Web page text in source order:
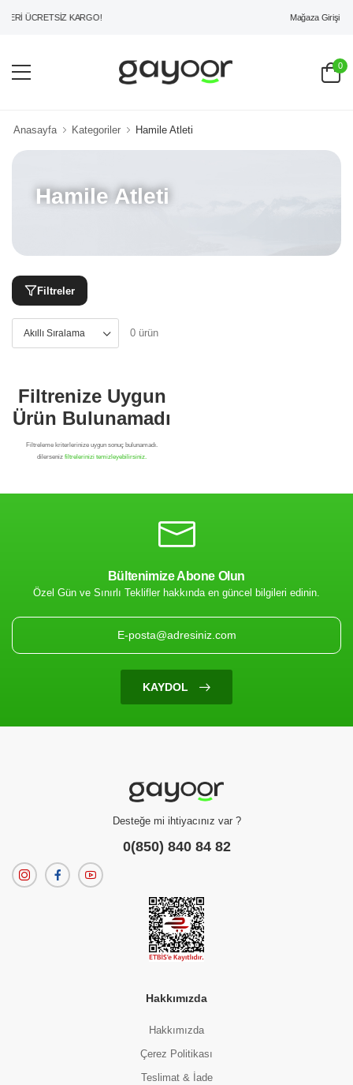
ÜCRETSİZ KARGO! Mağaza Girişi
0
Anasayfa Kategoriler Hamile Atleti
Hamile Atleti
Filtreler
0 ürün
Filtrenize Uygun
Ürün Bulunamadı
Bültenimize Abone Olun
Özel Gün ve Sınırlı Teklifler hakkında en güncel bilgileri edinin.
KAYDOL
Desteğe mi ihtiyacınız var ?
0(850) 840 84 82
Hakkımızda
Hakkımızda
Çerez Politikası
Teslimat & İade